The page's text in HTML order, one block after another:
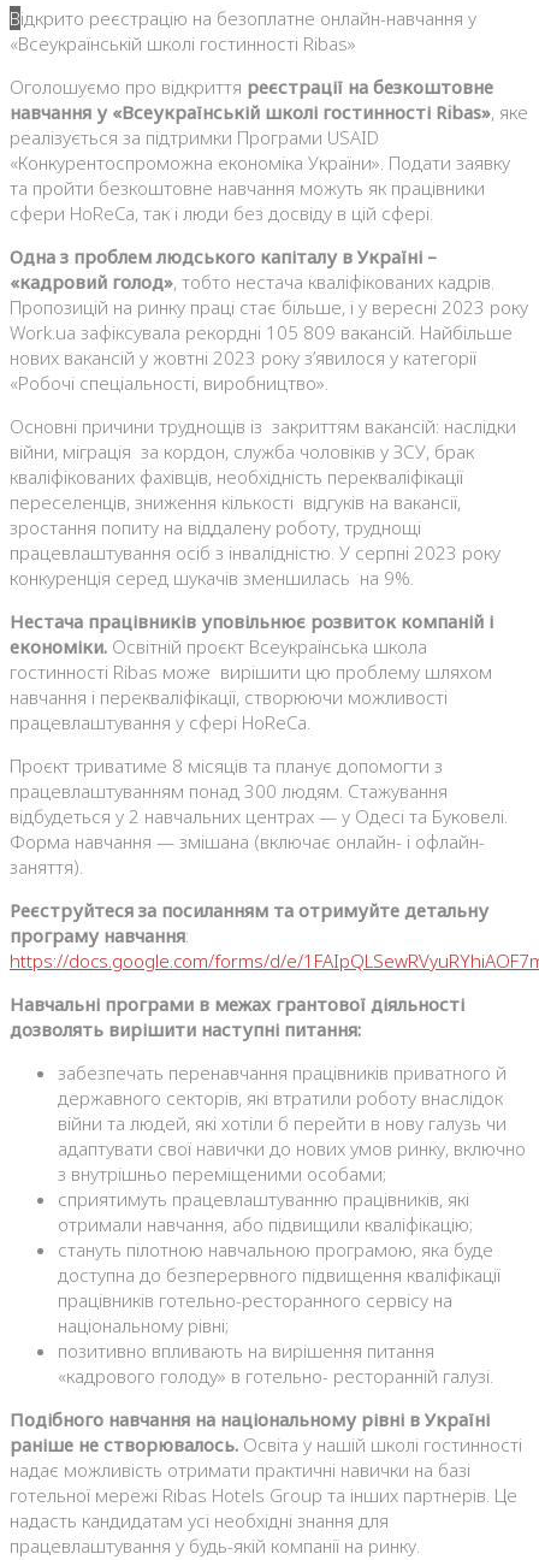
Відкрито реєстрацію на безоплатне онлайн-навчання у
«Всеукраїнській школі гостинності Ribas»
Оголошуємо про відкриття реєстрації на безкоштовне
навчання у «Всеукраїнській школі гостинності Ribas», яке
реалізується за підтримки Програми USAID
«Конкурентоспроможна економіка України». Подати заявку
та пройти безкоштовне навчання можуть як працівники
сфери HoReCa, так і люди без досвіду в цій сфері.
Одна з проблем людського капіталу в Україні –
«кадровий голод», тобто нестача кваліфікованих кадрів.
Пропозицій на ринку праці стає більше, і у вересні 2023 року
Work.ua зафіксувала рекордні 105 809 вакансій. Найбільше
нових вакансій у жовтні 2023 року з’явилося у категорії
«Робочі спеціальності, виробництво».
Основні причини труднощів із закриттям вакансій: наслідки
війни, міграція за кордон, служба чоловіків у ЗСУ, брак
кваліфікованих фахівців, необхідність перекваліфікації
переселенців, зниження кількості відгуків на вакансії,
зростання попиту на віддалену роботу, труднощі
працевлаштування осіб з інвалідністю. У серпні 2023 року
конкуренція серед шукачів зменшилась на 9%.
Нестача працівників уповільнює розвиток компаній і
економіки. Освітній проєкт Всеукраїнська школа
гостинності Ribas може вирішити цю проблему шляхом
навчання і перекваліфікації, створюючи можливості
працевлаштування у сфері HoReCa.
Проєкт триватиме 8 місяців та планує допомогти з
працевлаштуванням понад 300 людям. Стажування
відбудеться у 2 навчальних центрах — у Одесі та Буковелі.
Форма навчання — змішана (включає онлайн- і офлайн-
заняття).
Реєструйтеся за посиланням та отримуйте детальну
програму навчання:
https://docs.google.com/forms/d/e/
Навчальні програми в межах грантової діяльності
дозволять вирішити наступні питання:
забезпечать перенавчання працівників приватного й
державного секторів, які втратили роботу внаслідок
війни та людей, які хотіли б перейти в нову галузь чи
адаптувати свої навички до нових умов ринку, включно
з внутрішньо переміщеними особами;
сприятимуть працевлаштуванню працівників, які
отримали навчання, або підвищили кваліфікацію;
стануть пілотною навчальною програмою, яка буде
доступна до безперервного підвищення кваліфікації
працівників готельно-ресторанного сервісу на
національному рівні;
позитивно впливають на вирішення питання
«кадрового голоду» в готельно- ресторанній галузі.
Подібного навчання на національному рівні в Україні
раніше не створювалось. Освіта у нашій школі гостинності
надає можливість отримати практичні навички на базі
готельної мережі Ribas Hotels Group та інших партнерів. Це
надасть кандидатам усі необхідні знання для
працевлаштування у будь-якій компанії на ринку.